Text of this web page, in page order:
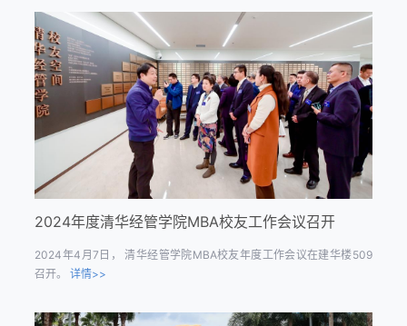
2024年度清华经管学院MBA校友工作会议召开
​2024年4月7日， 清华经管学院MBA校友年度工作会议在建华楼509
召开。详情>>